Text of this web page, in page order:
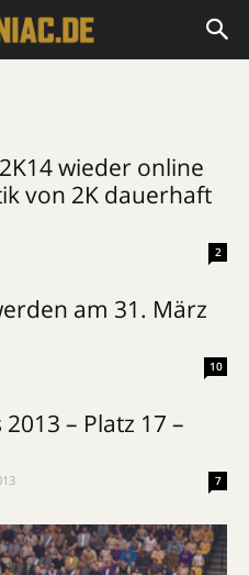
wieder online
von 2K dauerhaft
2
am 31. März
10
– Platz 17 –
7